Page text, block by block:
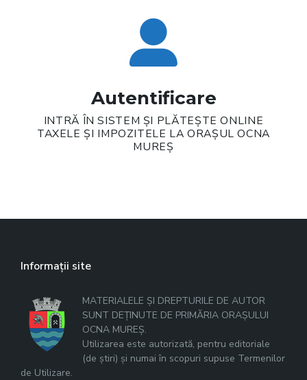
Autentificare
INTRĂ ÎN SISTEM ȘI PLĂTEȘTE ONLINE
TAXELE ȘI IMPOZITELE LA ORAȘUL OCNA
MUREȘ
Informații site
MATERIALELE ȘI DREPTURILE DE AUTOR
SUNT DEȚINUTE DE PRIMĂRIA ORAȘULUI
OCNA MUREȘ.
Utilizarea este autorizată, pentru editoriale
(de știri) și numai în scopuri supuse Termenilor
de Utilizare.